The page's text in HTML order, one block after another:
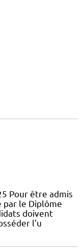
Pour être admis
par le Diplôme
doivent
l'u